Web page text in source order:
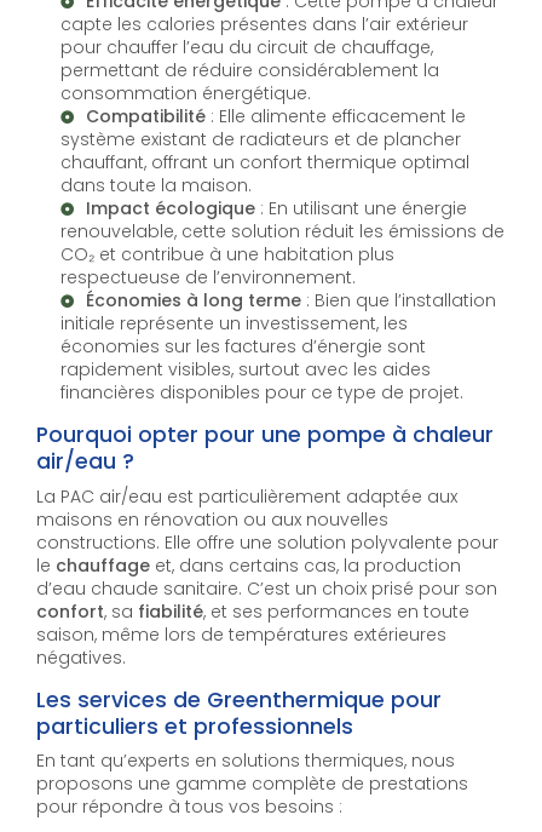
capte les calories présentes dans l’air extérieur
pour chauffer l’eau du circuit de chauffage,
permettant de réduire considérablement la
consommation énergétique.
Compatibilité : Elle alimente efficacement le
système existant de radiateurs et de plancher
chauffant, offrant un confort thermique optimal
dans toute la maison.
Impact écologique : En utilisant une énergie
renouvelable, cette solution réduit les émissions de
CO₂ et contribue à une habitation plus
respectueuse de l’environnement.
Économies à long terme : Bien que l’installation
initiale représente un investissement, les
économies sur les factures d’énergie sont
rapidement visibles, surtout avec les aides
financières disponibles pour ce type de projet.
Pourquoi opter pour une pompe à chaleur
air/eau ?
La PAC air/eau est particulièrement adaptée aux
maisons en rénovation ou aux nouvelles
constructions. Elle offre une solution polyvalente pour
le chauffage et, dans certains cas, la production
d’eau chaude sanitaire. C’est un choix prisé pour son
confort, sa fiabilité, et ses performances en toute
saison, même lors de températures extérieures
négatives.
Les services de Greenthermique pour
particuliers et professionnels
En tant qu’experts en solutions thermiques, nous
proposons une gamme complète de prestations
pour répondre à tous vos besoins :